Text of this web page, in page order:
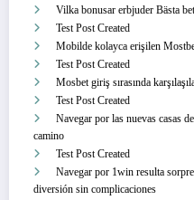
Vilka bonusar erbjuder Bästa
Test Post Created
Mobilde kolayca erişilen
Test Post Created
Mosbet giriş sırasında
Test Post Created
Navegar por las nuevas casas
camino
Test Post Created
Navegar por 1win resulta
diversión sin complicaciones